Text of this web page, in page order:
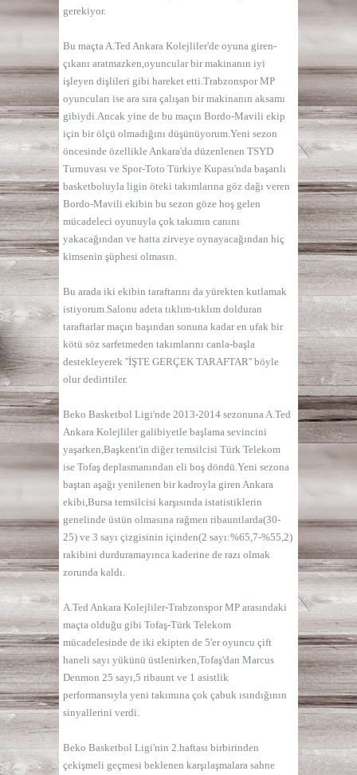
gerekiyor.
Bu maçta A.Ted Ankara Kolejliler'de oyuna giren-
çıkanı aratmazken,oyuncular bir makinanın iyi
işleyen dişlileri gibi hareket etti.Trabzonspor MP
oyuncuları ise ara sıra çalışan bir makinanın aksamı
gibiydi.Ancak yine de bu maçın Bordo-Mavili ekip
için bir ölçü olmadığını düşünüyorum.Yeni sezon
öncesinde özellikle Ankara'da düzenlenen TSYD
Turnuvası ve Spor-Toto Türkiye Kupası'nda başarılı
basketboluyla ligin öteki takımlarına göz dağı veren
Bordo-Mavili ekibin bu sezon göze hoş gelen
mücadeleci oyunuyla çok takımın canını
yakacağından ve hatta zirveye oynayacağından hiç
kimsenin şüphesi olmasın.
Bu arada iki ekibin taraftarını da yürekten kutlamak
istiyorum.Salonu adeta tıklım-tıklım dolduran
taraftarlar maçın başından sonuna kadar en ufak bir
kötü söz sarfetmeden takımlarını canla-başla
destekleyerek ''İŞTE GERÇEK TARAFTAR'' böyle
olur dedirttiler.
Beko Basketbol Ligi'nde 2013-2014 sezonuna A.Ted
Ankara Kolejliler galibiyetle başlama sevincini
yaşarken,Başkent'in diğer temsilcisi Türk Telekom
ise Tofaş deplasmanından eli boş döndü.Yeni sezona
baştan aşağı yenilenen bir kadroyla giren Ankara
ekibi,Bursa temsilcisi karşısında istatistiklerin
genelinde üstün olmasına rağmen ribauntlarda(30-
25) ve 3 sayı çizgisinin içinden(2 sayı:%65,7-%55,2)
rakibini durduramayınca kaderine de razı olmak
zorunda kaldı.
A.Ted Ankara Kolejliler-Trabzonspor MP arasındaki
maçta olduğu gibi Tofaş-Türk Telekom
mücadelesinde de iki ekipten de 5'er oyuncu çift
haneli sayı yükünü üstlenirken,Tofaş'dan Marcus
Denmon 25 sayı,5 ribaunt ve 1 asistlik
performansıyla yeni takımına çok çabuk ısındığının
sinyallerini verdi.
Beko Basketbol Ligi'nin 2.haftası birbirinden
çekişmeli geçmesi beklenen karşılaşmalara sahne